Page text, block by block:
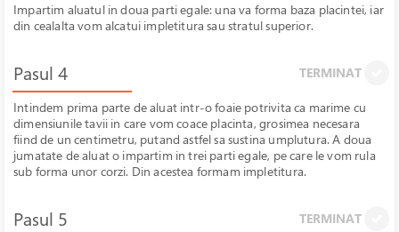
Impartim aluatul in doua parti egale: una va forma baza placintei, iar
din cealalta vom alcatui impletitura sau stratul superior.
Pasul 4 TERMINAT
Intindem prima parte de aluat intr-o foaie potrivita ca marime cu
dimensiunile tavii in care vom coace placinta, grosimea necesara
fiind de un centimetru, putand astfel sa sustina umplutura. A doua
jumatate de aluat o impartim in trei parti egale, pe care le vom rula
sub forma unor corzi. Din acestea formam impletitura.
Pasul 5 TERMINAT